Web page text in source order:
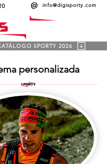
info@digisporty.com
SPORTY 2026
personalizada